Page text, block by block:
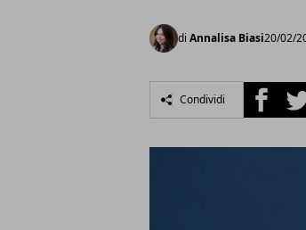
di Annalisa Biasi20/02/
Condividi